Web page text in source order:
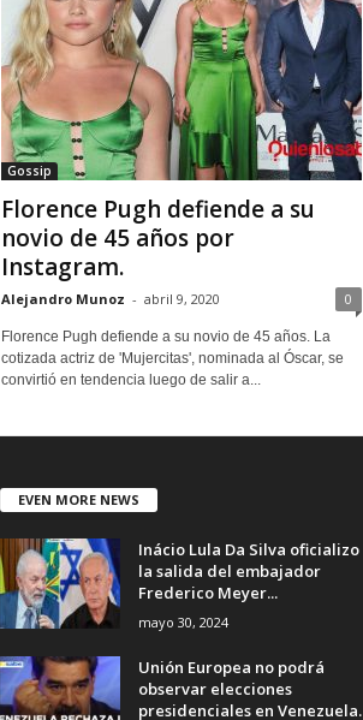
Gossip
Florence Pugh defiende a su
novio de 45 años por
Instagram.
Alejandro Munoz - abril 9, 2020 0
Florence Pugh defiende a su novio de 45 años. La
cotizada actriz de 'Mujercitas', nominada al Óscar, se
convirtió en tendencia luego de salir a...
EVEN MORE NEWS
Inácio Lula Da Silva oficializo
la salida del embajador
Frederico Meyer...
mayo 30, 2024
Unión Europea no podrá
observar elecciones
presidenciales en Venezuela.